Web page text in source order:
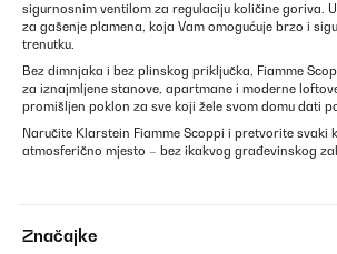
sigurnosnim ventilom za regulaciju količine goriva.
za gašenje plamena, koja Vam omogućuje brzo i
trenutku.
Bez dimnjaka i bez plinskog priključka, Fiamme
za iznajmljene stanove, apartmane i moderne
promišljen poklon za sve koji žele svom domu dati
Naručite Klarstein Fiamme Scoppi i pretvorite svaki
atmosferično mjesto – bez ikakvog građevinskog
Značajke